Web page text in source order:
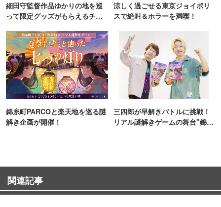
細田守監督作品ゆかりの地を巡
って限定グッズがもらえるチャ
涼しく過ごせる東京ジョイポリ
スで絶叫＆ホラーを満喫！
錦糸町PARCOと楽天地を巡る謎
解き企画が開催！
三四郎が早解きバトルに挑戦！
リアル謎解きゲームの舞台"錦糸
関連記事